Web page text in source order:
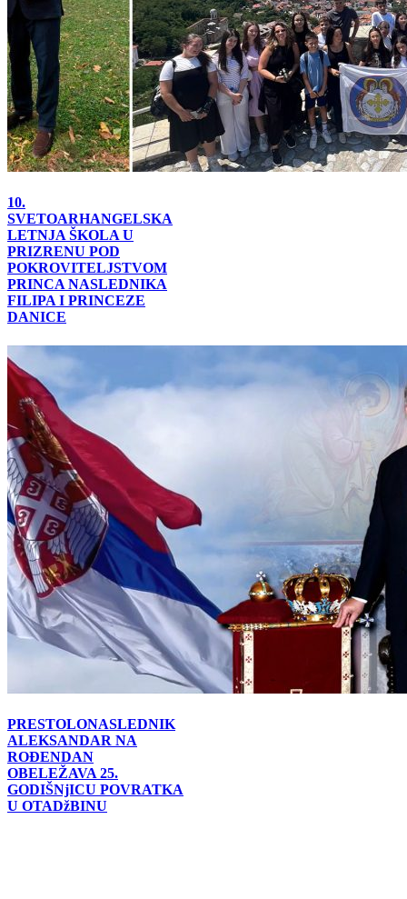
10.
SVETOARHANGELSKA
LETNJA ŠKOLA U
PRIZRENU POD
POKROVITELJSTVOM
PRINCA NASLEDNIKA
FILIPA I PRINCEZE
DANICE
PRESTOLONASLEDNIK
ALEKSANDAR NA
ROĐENDAN
OBELEŽAVA 25.
GODIŠNjICU POVRATKA
U OTADžBINU